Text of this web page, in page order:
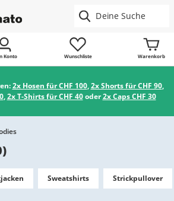
Konto Wunschliste Warenkorb
2x Hosen für CHF 100,2x Shorts für CHF 90,
,2x T-Shirts für CHF 40oder2x Caps CHF 30
)
Sweatshirts Strickpullover